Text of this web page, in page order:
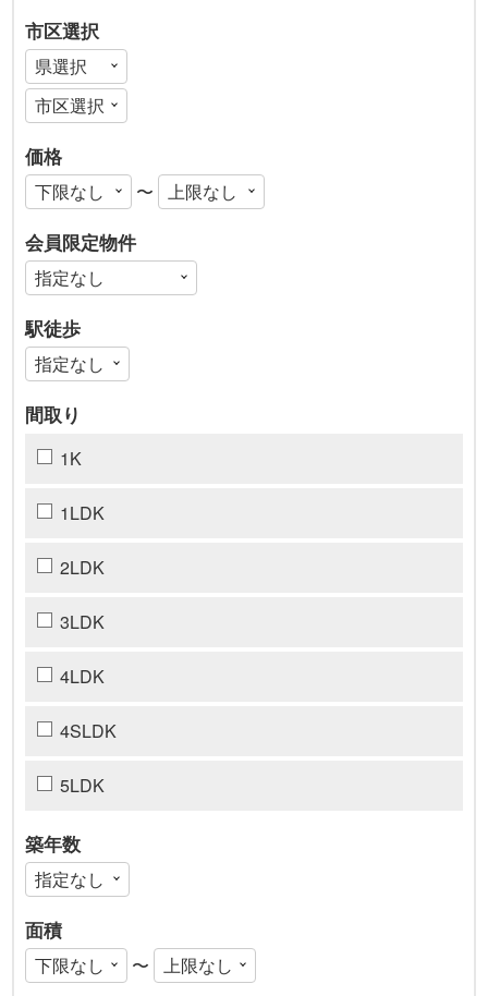
市区選択
価格
〜
会員限定物件
駅徒歩
間取り
1K
1LDK
2LDK
3LDK
4LDK
4SLDK
5LDK
築年数
面積
〜